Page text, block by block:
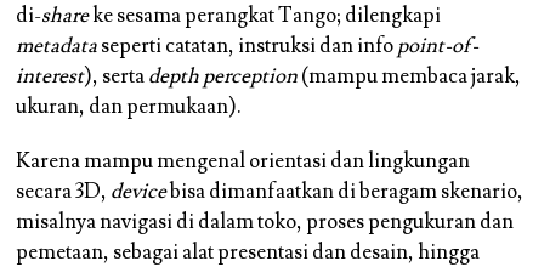
di-shareke sesama perangkat Tango; dilengkapi
metadataseperti catatan, instruksi dan infopoint-of-
interest), sertadepth perception(mampu membaca jarak,
ukuran, dan permukaan).
Karena mampu mengenal orientasi dan lingkungan
secara 3D, devicebisa dimanfaatkan di beragam skenario,
misalnya navigasi di dalam toko, proses pengukuran dan
pemetaan, sebagai alat presentasi dan desain, hingga